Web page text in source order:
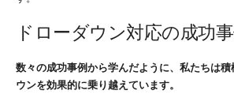
ドローダウン対応の成功
数々の成功事例から学んだように、私たちは
ウンを効果的に乗り越えています。